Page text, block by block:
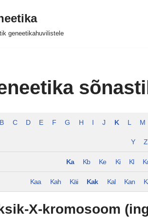
geneetikahuvilistele
B C D E F G H I J K L M
Y Z
Ka Kb Ke Ki Kl
Kaa Kah Käi Kak Kal Kan
X-kromosoom